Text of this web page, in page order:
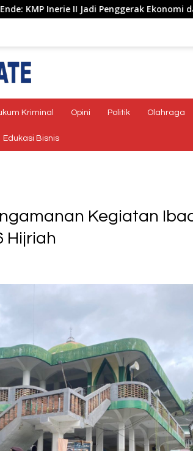
Ekonomi dan Pariwisata Daerah
Kriminal Opini Politik Olahraga
Edukasi Bisnis
Kegiatan
Hijriah